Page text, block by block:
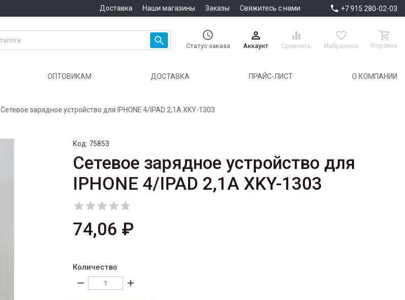
Доставка Наши магазины Заказы Свяжитесь с нами  +7 915 280-02-03
 
Статус заказа

Аккаунт

Сравнить

Избранное

Корзина
ОПТОВИКАМ ДОСТАВКА ПРАЙС-ЛИСТ О КОМПАНИИ
Сетевое зарядное устройство для IPHONE 4/IPAD 2,1A XKY-1303
Код: 75853
Сетевое зарядное устройство для
IPHONE 4/IPAD 2,1A XKY-1303

74,06 ₽
Количество
remove add